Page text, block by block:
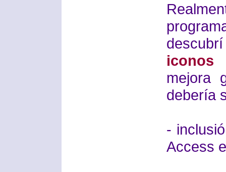
iconos
mejora
debería
-
Access